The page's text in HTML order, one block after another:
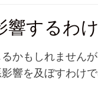
響するわ
かもしれませんが
響を及ぼすわけで